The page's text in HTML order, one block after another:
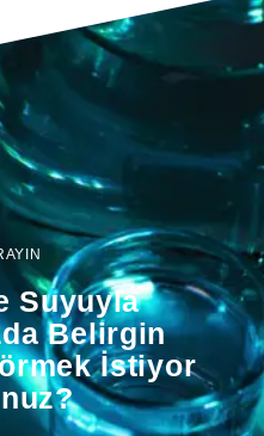
Suyuyla
Belirgin
İstiyor